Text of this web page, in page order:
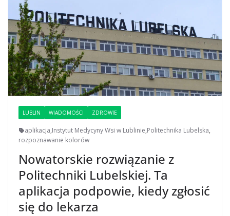
LUBLIN WIADOMOŚCI ZDROWIE
aplikacja,Instytut Medycyny Wsi w Lublinie,Politechnika Lubelska,
rozpoznawanie kolorów
Nowatorskie rozwiązanie z
Politechniki Lubelskiej. Ta
aplikacja podpowie, kiedy zgłosić
się do lekarza